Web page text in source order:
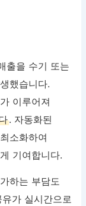
출을 수기 또는
했습니다.
이루어져
. 자동화된
소화하여
기여합니다.
하는 부담도
가 실시간으로